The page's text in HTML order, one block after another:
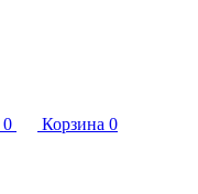
0 Корзина 0